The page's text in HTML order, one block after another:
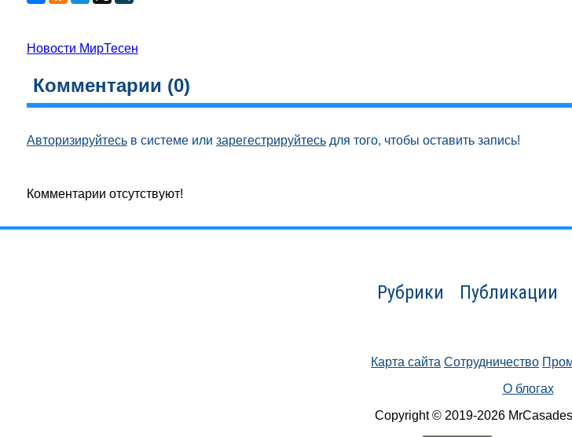
Новости МирТесен
Комментарии (0)
Авторизируйтесьв системе или зарегестрируйтесьдля того, чтобы оставить запись!
Комментарии отсутствуют!
Рубрики Публикации
Карта сайта Сотрудничество
О блогах
Copyright © 2019-2026